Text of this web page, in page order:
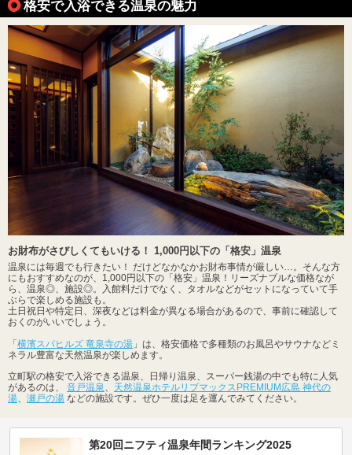
格安で入浴できる温泉の魅力
お財布がさびしくてもいける！ 1,000円以下の「格安」温泉
温泉には毎週でも行きたい！ だけどなかなかお財布事情が厳しい…。そんな方
にもおすすめなのが、1,000円以下の「格安」温泉！リーズナブルな価格なが
ら、温泉◎、施設◎。入館料だけでなく、タオルなどがセットになっていて手
ぶらで楽しめる施設も。
土日祝日や特定日、深夜などは料金が異なる場合があるので、事前に確認して
おくのがいいでしょう。
「 横濱スパヒルズ 竜泉寺の湯 」は、格安価格で多種類のお風呂やサウナなどミ
ネラル豊富な天然温泉が楽しめます。
立町駅の格安で入浴できる温泉、日帰り温泉、スーパー銭湯の中でも特に人気
があるのは、 音戸温泉、 天然温泉ホテルリブマックスPREMIUM広島 神代の
湯、 瀬戸の湯 などの施設です。ぜひ一度は足を運んでみてください。
第20回ニフティ温泉年間ランキング2025